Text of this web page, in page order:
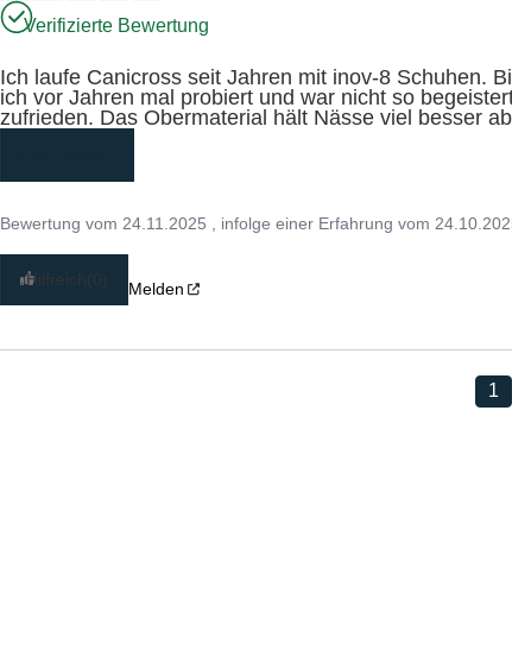
Verifizierte Bewertung
Ich laufe Canicross seit Jahren mit inov-8 Schuhen.
ich vor Jahren mal probiert und war nicht so
zufrieden. Das Obermaterial hält Nässe viel besser
Bewertung vom 24.11.2025 , infolge einer Erfahrung vom
Hilfreich(0) Melden
1